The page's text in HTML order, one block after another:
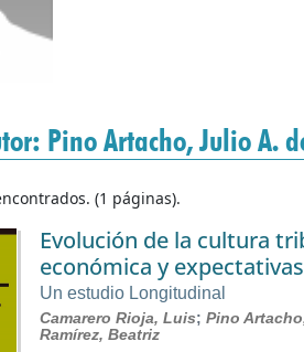
Pino Artacho, Julio A.
(1 páginas).
Evolución de la cultura
económica y
Un estudio Longitudinal
Camarero Rioja, Luis;Pino
Ramírez, Beatriz